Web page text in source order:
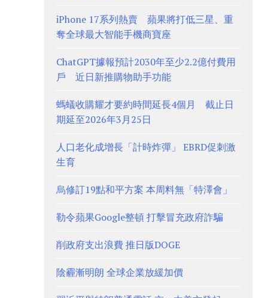
iPhone 17系列熱賣 蘋果將打低三星、重
奪全球最大智能手機商寶座
ChatGPT據報預計2030年至少2.2億付費用
戶 近日新推購物助手功能
螞蟻收購耀才要約時間延長4個月 截止日
期延至2026年3月25日
人口老化成增長「計時炸彈」 EBRD促刺激
生育
烏修訂19點和平方案 本周料無「特澤會」
勒令蘋果Google整頓 打擊冒充政府詐騙
削政府支出浪費 推日版DOGE
陰霾漸明朗 全球企業放緩加價